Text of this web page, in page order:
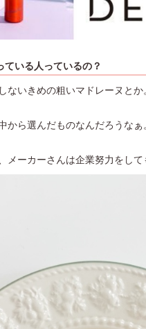
いる人っているの？
ないきめの粗いマドレーヌと
から選んだものなんだろうな
ーカーさんは企業努力をして